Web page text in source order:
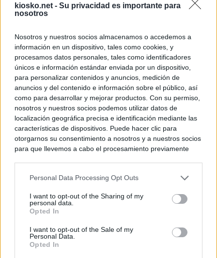
kiosko.net - Su privacidad es importante para
nosotros
Nosotros y nuestros socios almacenamos o accedemos a
información en un dispositivo, tales como cookies, y
procesamos datos personales, tales como identificadores
únicos e información estándar enviada por un dispositivo,
para personalizar contenidos y anuncios, medición de
anuncios y del contenido e información sobre el público, así
como para desarrollar y mejorar productos. Con su permiso,
nosotros y nuestros socios podemos utilizar datos de
localización geográfica precisa e identificación mediante las
características de dispositivos. Puede hacer clic para
otorgarnos su consentimiento a nosotros y a nuestros socios
para que llevemos a cabo el procesamiento previamente
negar su consentimiento. Tenga en cuenta que algún
de su consentimiento, pero usted tiene el derecho de
rechazar tal procesamiento. Sus preferencias se aplicarán
cualquier momento entrando de nuevo en este sitio web o
visitando nuestra política de privacidad.
Personal Data Processing Opt Outs
I want to opt-out of the Sharing of my
personal data.
Opted In
I want to opt-out of the Sale of my
Personal Data.
Opted In
Terms and Conditions